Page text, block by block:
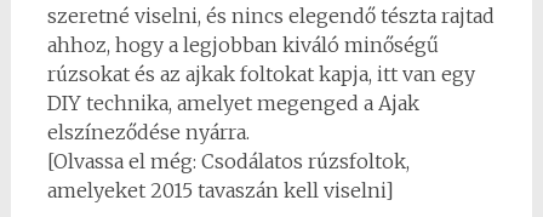
szeretné viselni, és nincs elegendő tészta rajtad
ahhoz, hogy a legjobban kiváló minőségű
rúzsokat és az ajkak foltokat kapja, itt van egy
DIY technika, amelyet megenged a Ajak
elszíneződése nyárra.
[Olvassa el még: Csodálatos rúzsfoltok,
amelyeket 2015 tavaszán kell viselni]